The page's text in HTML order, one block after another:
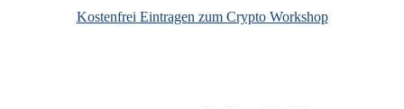
Kostenfrei Eintragen zum Crypto Workshop